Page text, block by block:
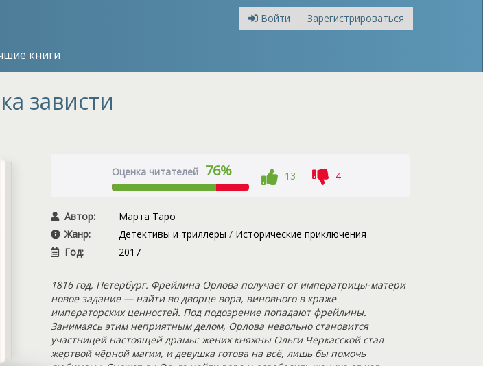
Войти Зарегистрироваться
книги
зависти
Оценка читателей 76% 13 4
Автор:
Марта Таро
Жанр:
Детективы и триллеры / Исторические приключения
Год:
2017
1816 год, Петербург. Фрейлина Орлова получает от императрицы-матери
новое задание — найти во дворце вора, виновного в краже
императорских ценностей. Под подозрение попадают фрейлины.
Занимаясь этим неприятным делом, Орлова невольно становится
участницей настоящей драмы: жених княжны Ольги Черкасской стал
жертвой чёрной магии, и девушка готова на всё, лишь бы помочь